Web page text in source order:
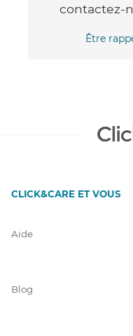
contactez-
Être
CLICK&CARE ET VOUS
Aide
Blog